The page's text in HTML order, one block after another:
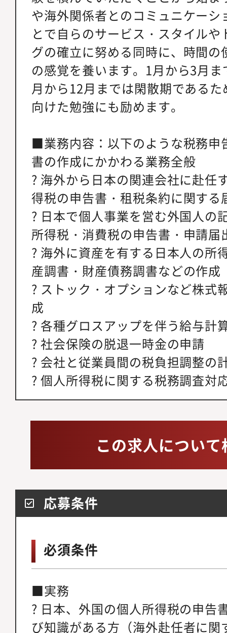
や海外関係者とのコミュニケー
とで自らのサービス・スタイル
グの確立に努める同時に、時間
の感覚を養います。1月から3月
月から12月までは閑散期である
向けた勉強にも励めます。
■業務内容：以下のような税務申
書の作成にかかわる業務全般
? 海外から日本の関連会社に赴任
得税の申告書・租税条約に関する
? 日本で個人事業を営む外国人の
所得税・消費税の申告書・申請届
? 海外に資産を有する日本人の所
産調書・財産債務調書などの作成
? ストック・オプションなど株式
成
? 各種グロスアップを伴う給与計
? 社会保険の脱退一時金の申請
? 会社と従業員間の税負担調整の
? 個人所得税に関する税務調査対
この求人につい
応募条件
必須条件
■実務
? 日本、外国の個人所得税の申告
び知識がある方（海外赴任者に